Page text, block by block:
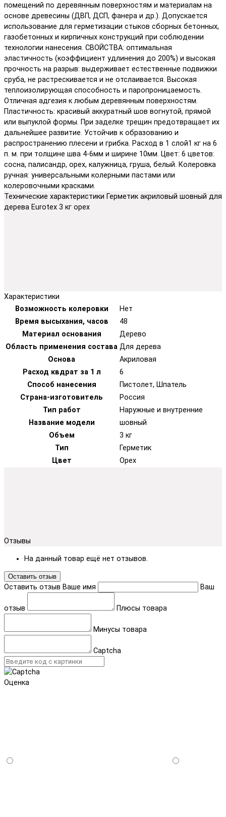
помещений по деревянным поверхностям и материалам на
основе древесины (ДВП, ДСП, фанера и др.). Допускается
использование для герметизации стыков сборных бетонных,
газобетонных и кирпичных конструкций при соблюдении
технологии нанесения. СВОЙСТВА: оптимальная
эластичность (коэффициент удлинения до 200%) и высокая
прочность на разрыв: выдерживает естественные подвижки
сруба, не растрескивается и не отслаивается. Высокая
теплоизолирующая способность и паропроницаемость.
Отличная адгезия к любым деревянным поверхностям.
Пластичность: красивый аккуратный шов вогнутой, прямой
или выпуклой формы. При заделке трещин предотвращает их
дальнейшее развитие. Устойчив к образованию и
распространению плесени и грибка. Расход в 1 слой1 кг на 6
п. м. при толщине шва 4-6мм и ширине 10мм. Цвет: 6 цветов:
сосна, палисандр, орех, калужница, груша, белый. Колеровка
ручная: универсальными колерными пастами или
колеровочными красками.
Технические характеристики Герметик акриловый шовный для
дерева Eurotex 3 кг орех
Характеристики
Возможность колеровки
Нет
Время высыхания, часов
48
Материал основания
Дерево
Область применения состава Для дерева
Основа
Акриловая
Расход квдрат за 1 л
6
Способ нанесения
Пистолет, Шпатель
Страна-изготовитель
Россия
Тип работ
Наружные и внутренние
Название модели
шовный
Объем
3 кг
Тип
Герметик
Цвет
Орех
Отзывы
На данный товар ещё нет отзывов.
Оставить отзыв
Оставить отзыв Ваше имя Ваш
отзыв Плюсы товара
Минусы товара
Captcha
Оценка